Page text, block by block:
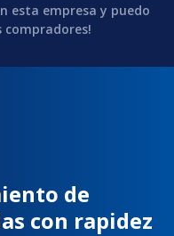
esta empresa y puedo
de
con rapidez